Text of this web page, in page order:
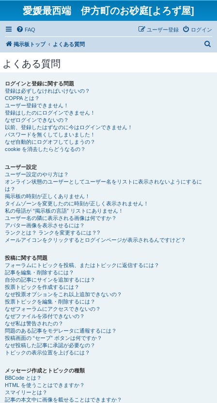
愛媛最西端 伊方町のお砂庭[よろず屋]
FAQ ログイン
ユーザー登録
掲示板トップ よくある質問
よくある質問
ログインと登録に関する問題
登録は必ずしなければいけないの？
COPPA とは？
ユーザー登録できません！
登録はしたのにログインできません！
なぜログインできないの？
以前、登録したはずなのに今はログインできません！
パスワードを無くしてしまいました！
なぜ自動的にログオフしてしまうの？
cookie を消去したらどうなるの？
ユーザー設定
ユーザー設定のやり方は？
オンライン状態のユーザーとしてユーザー名をリストに表示されないようにするに
は？
掲示板の時刻が正しくありません！
タイムゾーンを変更したのに時刻が正しく表示されません！
私の母語が “掲示板の言語” リストにありません！
ユーザー名の隣に表示される画像は何ですか？
アバター画像を表示させるには？
ランクとは？ ランクを変更するには？?
メールアイコンをクリックするとログインページが表示されるんですけど？
投稿に関する問題
フォーラムにトピックを投稿、またはトピックに返信するには？
記事を編集・削除するには？
自分の記事にサインを追加するには？
投票トピックを作成するには？
なぜ投票オプションをこれ以上追加できないの？
投票トピックを編集・削除するには？
なぜフォーラムにアクセスできないの？
なぜファイルを添付できないの？
なぜ私は警告されたの？
問題のある記事をモデレータに通報するには？
投稿画面の “セーブ” ボタンは何ですか？
なぜ投稿した記事に承認が必要なの？
トピックの表示位置を上げるには？
メッセージ作成とトピックの種類
BBCode とは？
HTML を使うことはできますか？
スマイリーとは？
記事の本文中に画像を載せることはできますか？